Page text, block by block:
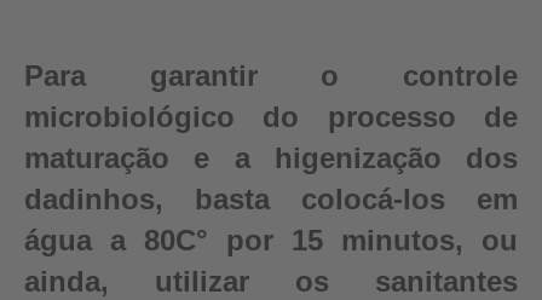
Para garantir o controle
microbiológico do processo de
maturação e a higenização dos
dadinhos, basta colocá-los em
água a 80C° por 15 minutos, ou
ainda, utilizar os sanitantes